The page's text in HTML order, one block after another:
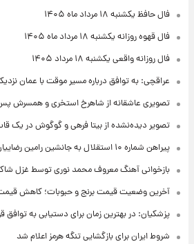
فال حافظ یکشنبه ۱۸ مرداد ماه ۱۴۰۵
فال قهوه روزانه یکشنبه ۱۸ مرداد ماه ۱۴۰۵
فال روزانه واقعی یکشنبه ۱۸ مرداد ۱۴۰۵
عراقچی: به توافق درباره مسیر موقت با عمان
تصویری عاشقانه از شاهرخ استخری و همسرش
تصویر دیده‌نشده از بیتا فرهی و گوگوش در
پیراهن شماره ۱۰ استقلال به جانشین رامین رضاییان رسید + عکس
بازخوانی آهنگ معروف محمد نوری توسط غزل
آخرین وضعیت قیمت برنج و حبوبات؛ کاهش
پزشکیان: در بهترین زمان برای دستیابی به توافق
شروط ایران برای بازگشایی تنگه هرمز اعلام شد